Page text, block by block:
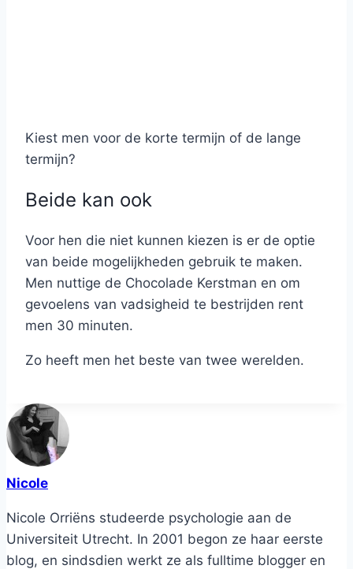
Kiest men voor de korte termijn of de lange
termijn?
Beide kan ook
Voor hen die niet kunnen kiezen is er de optie
van beide mogelijkheden gebruik te maken.
Men nuttige de Chocolade Kerstman en om
gevoelens van vadsigheid te bestrijden rent
men 30 minuten.
Zo heeft men het beste van twee werelden.
Nicole
Nicole Orriëns studeerde psychologie aan de
Universiteit Utrecht. In 2001 begon ze haar eerste
blog, en sindsdien werkt ze als fulltime blogger en